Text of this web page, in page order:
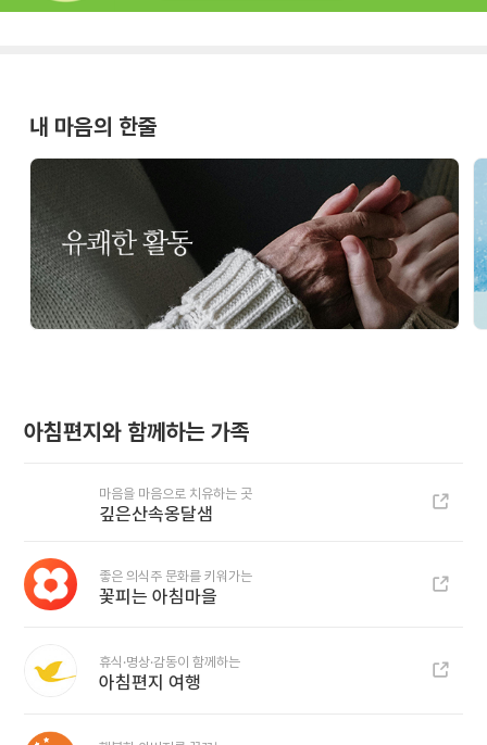
내 마음의 한줄
아침편지와 함께하는 가족
마음을 마음으로 치유하는 곳
깊은산속옹달샘
좋은 의식주 문화를 키워가는
꽃피는 아침마을
휴식·명상·감동이 함께하는
아침편지 여행